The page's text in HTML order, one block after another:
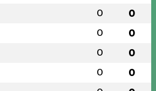
0 0
0 0
0 0
0 0